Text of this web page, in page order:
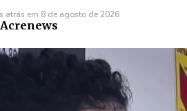
atrás em 8 de agosto de 2026